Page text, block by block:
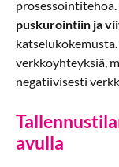
prosessointitehoa.
puskurointiin ja
verkkoyhteyksiä,
negatiivisesti
avulla